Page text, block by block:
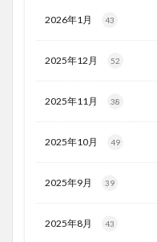
2026年1月 43
2025年12月 52
2025年11月 38
2025年10月 49
2025年9月 39
2025年8月 43